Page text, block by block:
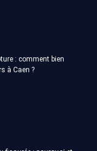
: comment bien
à Caen ?